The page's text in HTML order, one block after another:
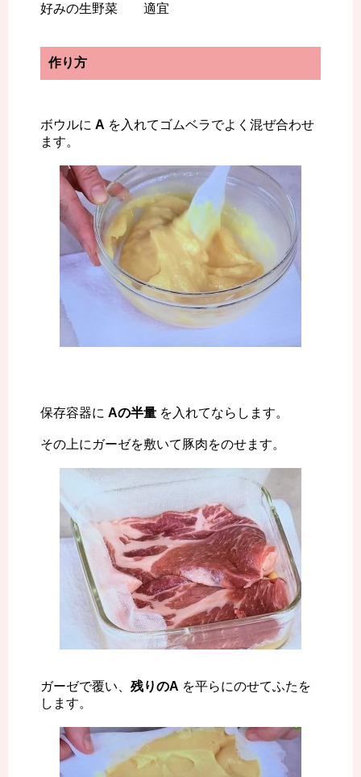
好みの生野菜 適宜
作り方
ボウルに A を入れてゴムベラでよく混ぜ合わせ
ます。
保存容器に Aの半量 を入れてならします。
その上にガーゼを敷いて豚肉をのせます。
ガーゼで覆い、 残りのA を平らにのせてふたを
します。